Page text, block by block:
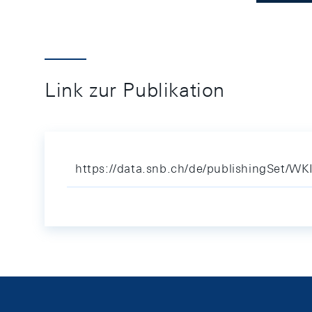
Link zur Publikation
https://data.snb.ch/de/publishingSet/